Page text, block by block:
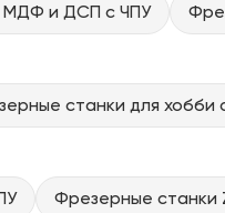
МДФ и ДСП с ЧПУ
станки для хобби
Фрезерные станки